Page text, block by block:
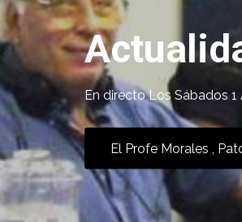
En directo Los Sábados
El Profe Morales ,